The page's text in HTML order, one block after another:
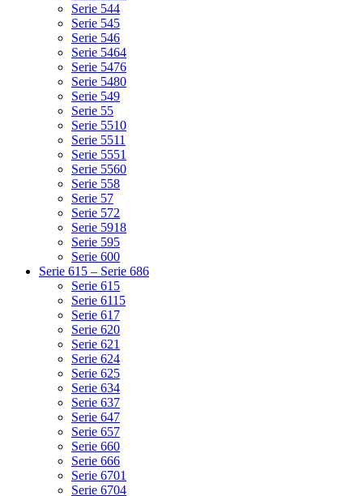
Serie 544
Serie 545
Serie 546
Serie 5464
Serie 5476
Serie 5480
Serie 549
Serie 55
Serie 5510
Serie 5511
Serie 5551
Serie 5560
Serie 558
Serie 57
Serie 572
Serie 5918
Serie 595
Serie 600
Serie 615 – Serie 686
Serie 615
Serie 6115
Serie 617
Serie 620
Serie 621
Serie 624
Serie 625
Serie 634
Serie 637
Serie 647
Serie 657
Serie 660
Serie 666
Serie 6701
Serie 6704